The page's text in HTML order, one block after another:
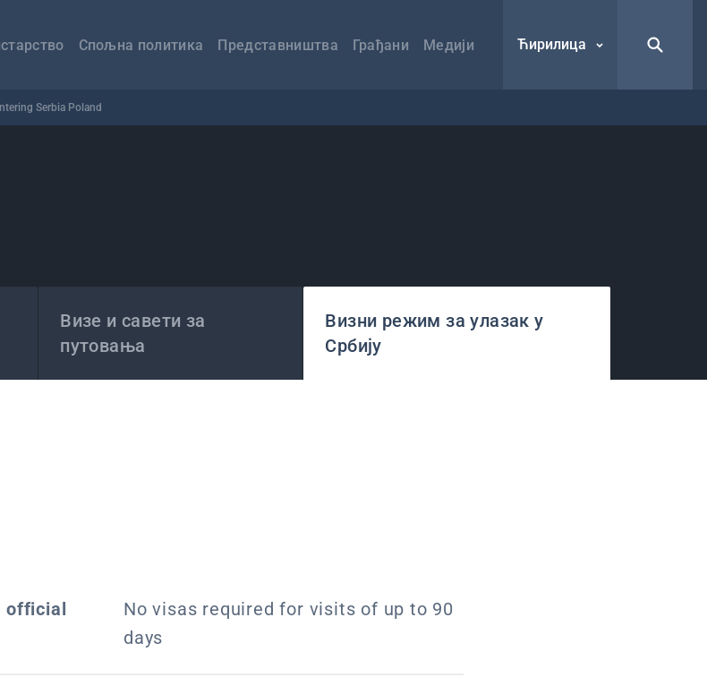
Спољна политика Представништва Грађани Медији Ћирилица
Serbia Poland
Визе и савети за
путовања
Визни режим за улазак у
Србију
official
No visas required for visits of up to 90
days